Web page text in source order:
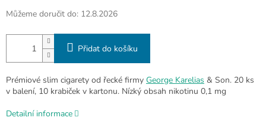
Můžeme doručit do: 12.8.2026
Přidat do košíku
Prémiové slim cigarety od řecké firmy George Karelias & Son. 20 ks
v balení, 10 krabiček v kartonu. Nízký obsah nikotinu 0,1 mg
Detailní informace